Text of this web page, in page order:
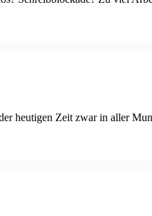
heutigen Zeit zwar in aller